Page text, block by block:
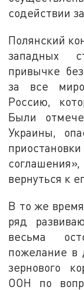
содействии
Полянский
западных
привычке
за все
Россию,
Были
Украины,
вернуться к
В то же
ряд
весьма
пожелание в
зернового
ООН по